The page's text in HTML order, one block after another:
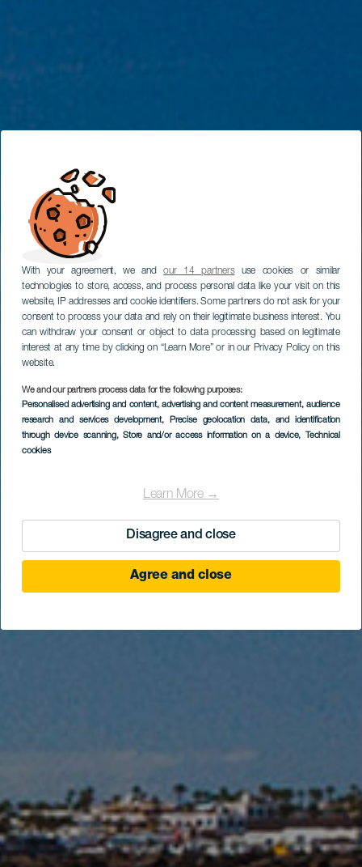
With your agreement, we andour 14 partnersuse cookies or similar
technologies to store, access, and process personal data like your visit on this
website, IP addresses and cookie identifiers. Some partners do not ask for your
consent to process your data and rely on their legitimate business interest. You
can withdraw your consent or object to data processing based on legitimate
interest at any time by clicking on “Learn More” or in our Privacy Policy on this
website.
We and our partners process data for the following purposes:
Personalised advertising and content, advertising and content measurement, audience
research and services development, Precise geolocation data, and identification
through device scanning, Store and/or access information on a device, Technical
cookies
Learn More →
Disagree and close
Agree and close
Playa Dorada
LANZAROTE